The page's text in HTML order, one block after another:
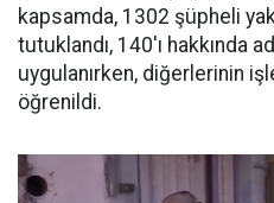
kapsamda, 1302 şüpheli
tutuklandı, 140'ı hakkında
uygulanırken, diğerlerinin
öğrenildi.